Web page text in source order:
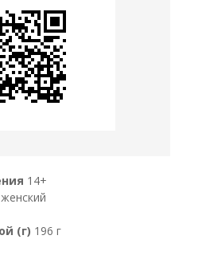
14+
женский
(г) 196 г